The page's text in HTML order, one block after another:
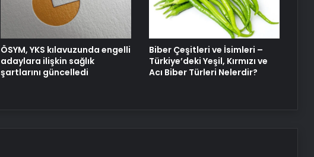
Datahost İle Güvenilir Sunucu
Hizmetleri
ÖSYM, YKS kılavuzunda engelli
adaylara ilişkin sağlık
şartlarını güncelledi
Biber Çeşitleri ve İsimleri –
Türkiye’deki Yeşil, Kırmızı ve
Acı Biber Türleri Nelerdir?